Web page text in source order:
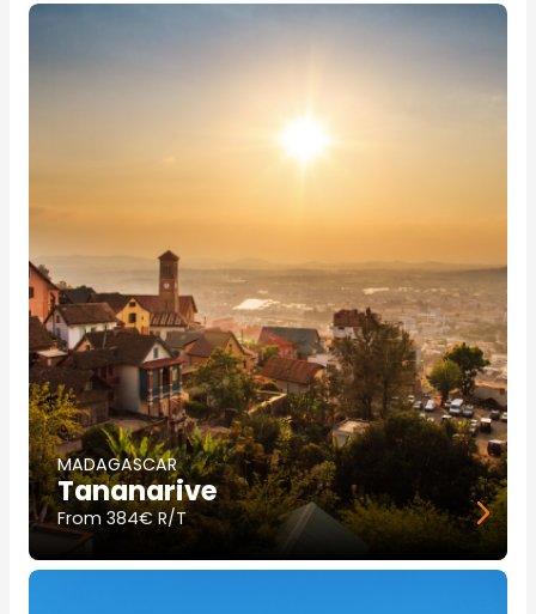
Image
MADAGASCAR
Tananarive
From 384€ R/T
Image